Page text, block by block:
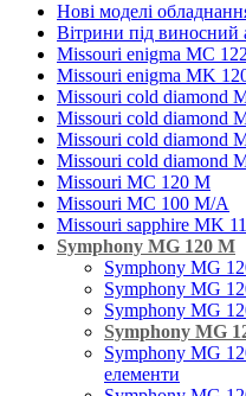
Нові моделі
Вітрини під виносний
Missouri enigma MC
Missouri enigma MK
Missouri cold diamond
Missouri cold diamond
Missouri cold diamond
Missouri cold diamond
Missouri MC 120 M
Missouri MC 100 M/A
Missouri sapphire MK
Symphony MG 120 M
Symphony MG
Symphony MG
Symphony MG
Symphony MG
Symphony MG
елементи